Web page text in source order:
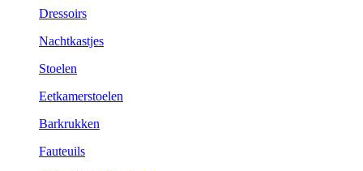
Dressoirs
Nachtkastjes
Stoelen
Eetkamerstoelen
Barkrukken
Fauteuils